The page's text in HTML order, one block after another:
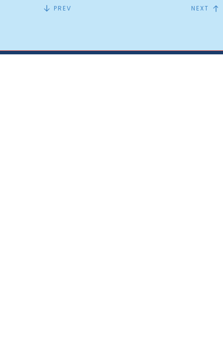
NEXT
PREV